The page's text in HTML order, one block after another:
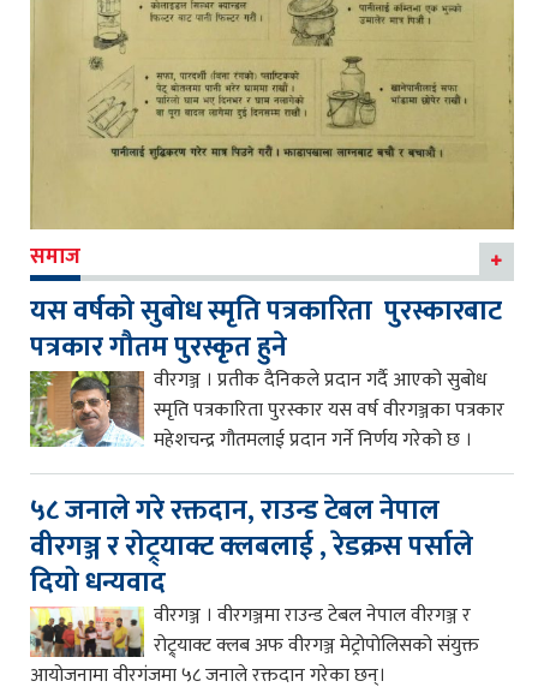
समाज
यस वर्षको सुबोध स्मृति पत्रकारिता पुरस्कारबाट
पत्रकार गौतम पुरस्कृत हुने
वीरगञ्ज । प्रतीक दैनिकले प्रदान गर्दै आएको सुबोध
स्मृति पत्रकारिता पुरस्कार यस वर्ष वीरगञ्जका पत्रकार
महेशचन्द्र गौतमलाई प्रदान गर्ने निर्णय गरेको छ ।
५८ जनाले गरे रक्तदान, राउन्ड टेबल नेपाल
वीरगञ्ज र रोट्र्याक्ट क्लबलाई , रेडक्रस पर्साले
दियो धन्यवाद
वीरगञ्ज । वीरगञ्जमा राउन्ड टेबल नेपाल वीरगञ्ज र
रोट्र्याक्ट क्लब अफ वीरगञ्ज मेट्रोपोलिसको संयुक्त
आयोजनामा वीरगंजमा ५८ जनाले रक्तदान गरेका छन्।